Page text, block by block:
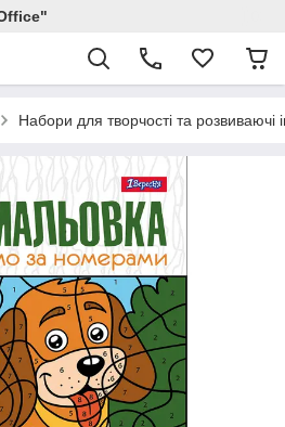
Набори для творчості та розвиваючі